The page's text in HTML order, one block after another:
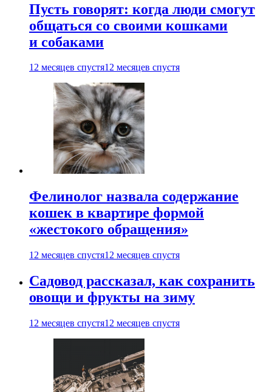
Пусть говорят: когда люди смогут
общаться со своими кошками
и собаками
12 месяцев спустя12 месяцев спустя
Фелинолог назвала содержание
кошек в квартире формой
«жестокого обращения»
12 месяцев спустя12 месяцев спустя
Садовод рассказал, как сохранить
овощи и фрукты на зиму
12 месяцев спустя12 месяцев спустя